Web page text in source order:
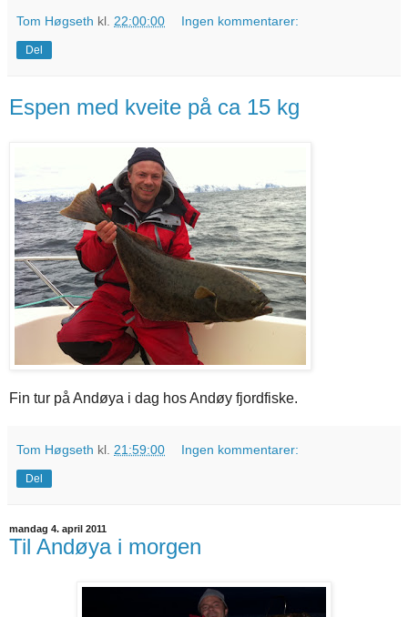
Tom Høgseth kl. 22:00:00 Ingen kommentarer:
Del
Espen med kveite på ca 15 kg
Fin tur på Andøya i dag hos Andøy fjordfiske.
Tom Høgseth kl. 21:59:00 Ingen kommentarer:
Del
mandag 4. april 2011
Til Andøya i morgen